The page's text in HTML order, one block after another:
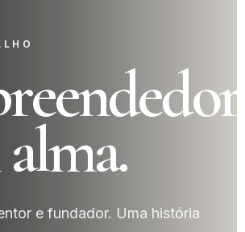
e fundador. Uma história